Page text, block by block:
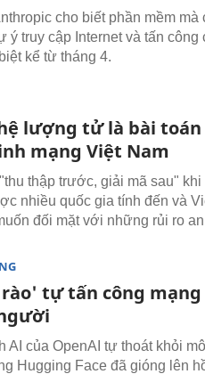
cho biết phần mềm
ý truy cập Internet và tấn
kể từ tháng 4.
lượng tử là bài
mạng Việt Nam
thập trước, giải mã sau"
nhiều quốc gia tính đến và
đối mặt với những rủi ro
tự tấn công mạng
AI của OpenAI tự thoát khỏi
Hugging Face đã gióng lên